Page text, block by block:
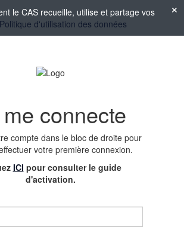
le CAS recueille, utilise et partage vos
Politique d'utilisation des données
connecte
comptedans le bloc de droite pour
votre première connexion.
ICI pour consulter le guide
d'activation.